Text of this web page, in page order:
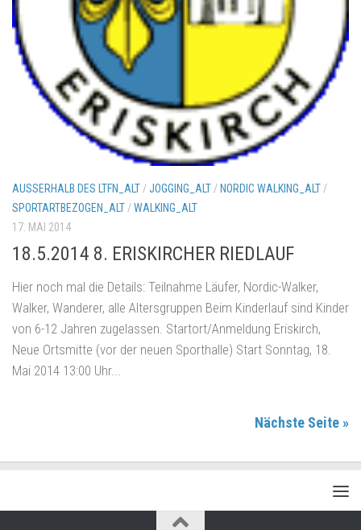
AUSSERHALB DES LTFN_ALT /JOGGING_ALT / NORDIC WALKING_ALT /
SPORTARTBEZOGEN_ALT /WALKING_ALT
17. MAI 2014
18.5.2014 8. ERISKIRCHER RIEDLAUF
Hier noch mal die Details: Teilnahme Läufer, Nordic-Walker,
Walker, Wanderer, alle Altersgruppen Beim Kinderlauf sind Kinder
von 6-12 Jahren zugelassen. Startort/Anmeldung Eriskirch,
Neue Ortsmitte (vor der neuen Sporthalle) Start Sonntag, 18.
Mai 2014 13:00 Uhr...
Nächste Seite »